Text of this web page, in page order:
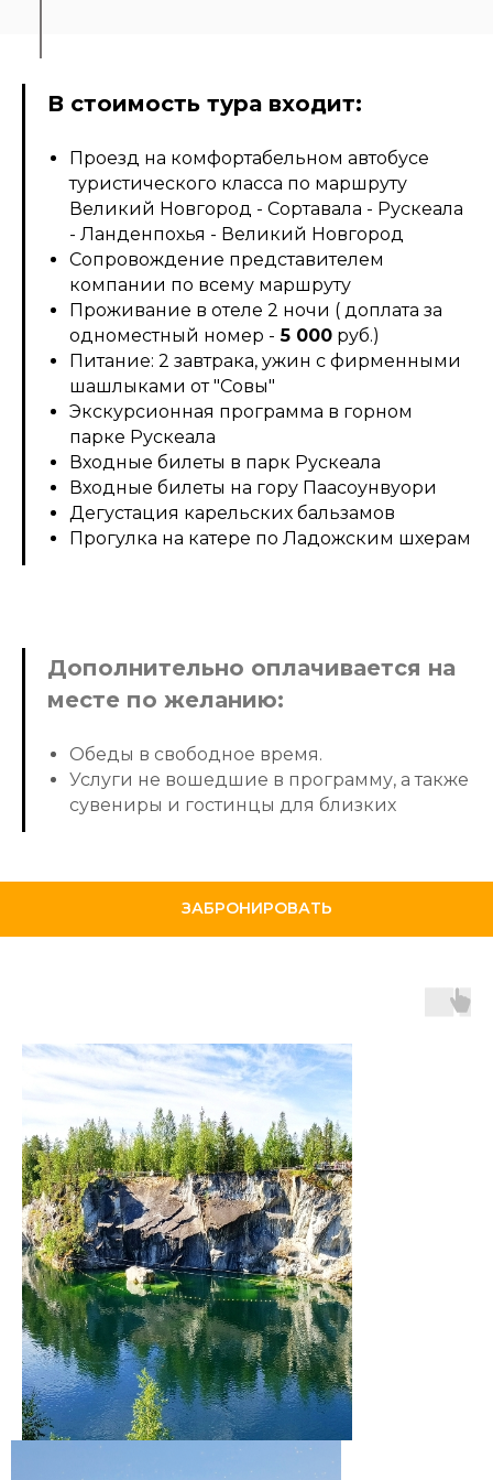
В стоимость тура входит:
Проезд на комфортабельном автобусе
туристического класса по маршруту
Великий Новгород - Сортавала - Рускеала
- Ланденпохья - Великий Новгород
Сопровождение представителем
компании по всему маршруту
Проживание в отеле 2 ночи ( доплата за
одноместный номер - 5 000 руб.)
Питание: 2 завтрака, ужин с фирменными
шашлыками от "Совы"
Экскурсионная программа в горном
парке Рускеала
Входные билеты в парк Рускеала
Входные билеты на гору Паасоунвуори
Дегустация карельских бальзамов
Прогулка на катере по Ладожским шхерам
Дополнительно оплачивается на
месте по желанию:
Обеды в свободное время.
Услуги не вошедшие в программу, а также
сувениры и гостинцы для близких
ЗАБРОНИРОВАТЬ